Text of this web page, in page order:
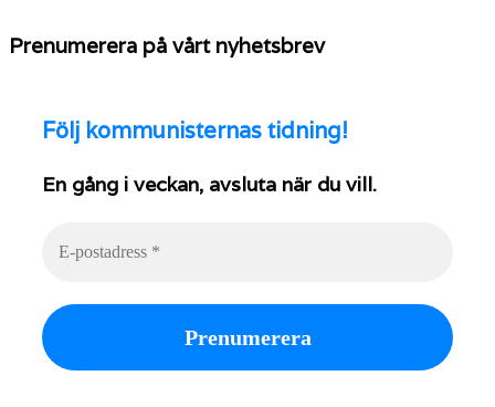
Prenumerera på vårt nyhetsbrev
Följ kommunisternas tidning!
En gång i veckan, avsluta när du vill.